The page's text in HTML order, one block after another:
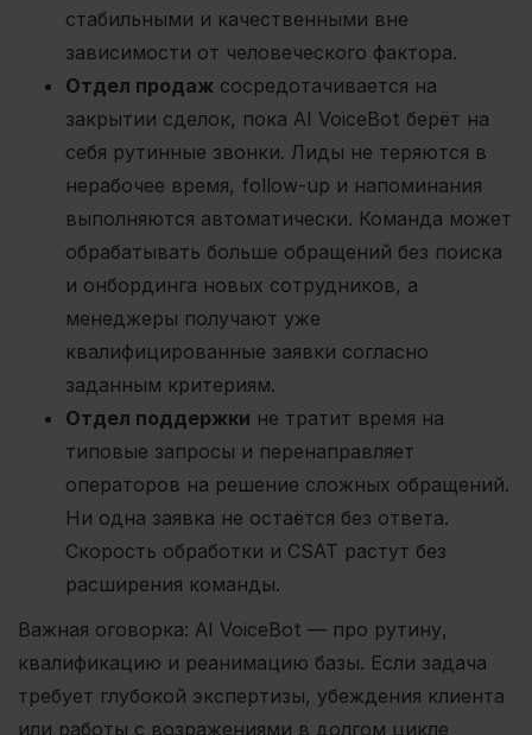
стабильными и качественными вне
зависимости от человеческого фактора.
Отдел продаж сосредотачивается на
закрытии сделок, пока AI VoiceBot берёт на
себя рутинные звонки. Лиды не теряются в
нерабочее время, follow-up и напоминания
выполняются автоматически. Команда может
обрабатывать больше обращений без поиска
и онбординга новых сотрудников, а
менеджеры получают уже
квалифицированные заявки согласно
заданным критериям.
Отдел поддержки не тратит время на
типовые запросы и перенаправляет
операторов на решение сложных обращений.
Ни одна заявка не остаётся без ответа.
Скорость обработки и CSAT растут без
расширения команды.
Важная оговорка: AI VoiceBot — про рутину,
квалификацию и реанимацию базы. Если задача
требует глубокой экспертизы, убеждения клиента
или работы с возражениями в долгом цикле